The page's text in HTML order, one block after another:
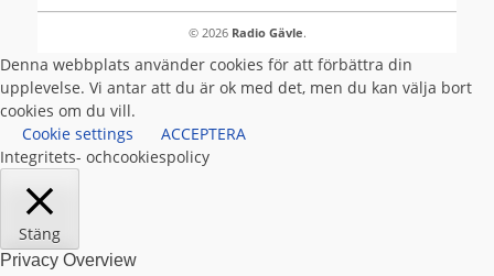
© 2026 Radio Gävle.
Denna webbplats använder cookies för att förbättra din
upplevelse. Vi antar att du är ok med det, men du kan välja bort
cookies om du vill.
Cookie settings
ACCEPTERA
Integritets- ochcookiespolicy
Stäng
Privacy Overview